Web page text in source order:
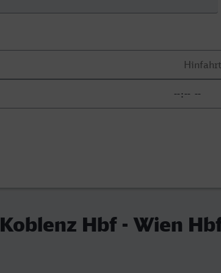
Koblenz Hbf - Wien